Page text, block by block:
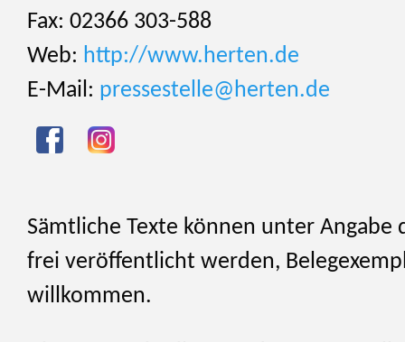
Fax: 02366 303-588
Web: http://www.herten.de
E-Mail: pressestelle@herten.de
Sämtliche Texte können unter Angabe
frei veröffentlicht werden,
willkommen.